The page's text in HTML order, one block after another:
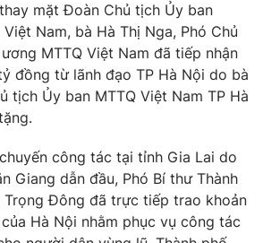
Truyền hình Việt Nam
báo VTV
in và báo điện tử số 483/GP-BTTTT
Thủy
Thị Mỹ Hạnh, Phạm Quốc Thắng,
355 931 - 024.38 355 932
024.66 897 897
mặt Đoàn Chủ tịch Ủy ban
Nam, bà Hà Thị Nga, Phó Chủ
MTTQ Việt Nam đã tiếp nhận
đồng từ lãnh đạo TP Hà Nội do bà
tịch Ủy ban MTTQ Việt Nam TP Hà
công tác tại tỉnh Gia Lai do
Giang dẫn đầu, Phó Bí thư Thành
Trọng Đông đã trực tiếp trao khoản
Hà Nội nhằm phục vụ công tác